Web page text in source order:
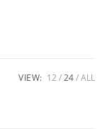
VIEW: 12 24 ALL